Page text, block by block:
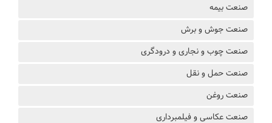
صنعت بیمه
صنعت جوش و برش
صنعت چوب و نجاری و درودگری
صنعت حمل و نقل
صنعت روغن
صنعت عکاسی و فیلمبرداری